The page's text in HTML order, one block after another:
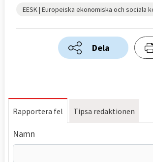
EESK | Europeiska ekonomiska och sociala
Dela
Rapportera fel Tipsa redaktionen
Namn